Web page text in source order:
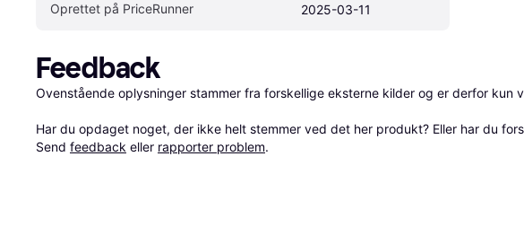
Oprettet på PriceRunner 2025-03-11
Feedback
Ovenstående oplysninger stammer fra forskellige eksterne kilder og er derfor kun
Har du opdaget noget, der ikke helt stemmer ved det her produkt? Eller har du
Send feedback eller rapporter problem.